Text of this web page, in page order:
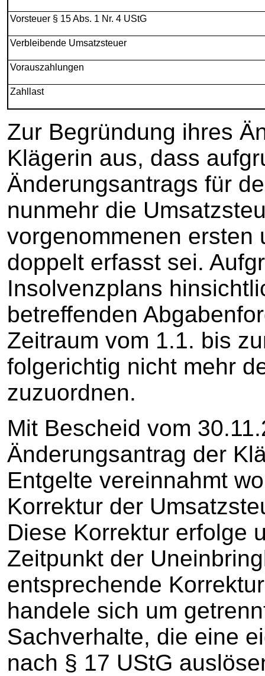
Vorsteuer § 15 Abs. 1 Nr. 4 UStG
Verbleibende Umsatzsteuer
Vorauszahlungen
Zahllast
Zur Begründung ihres
Klägerin aus, dass
Änderungsantrags für
nunmehr die
vorgenommenen ersten
doppelt erfasst sei.
Insolvenzplans
betreffenden
Zeitraum vom 1.1. bis
folgerichtig nicht mehr
zuzuordnen.
Mit Bescheid vom
Änderungsantrag der
Entgelte vereinnahmt
Korrektur der
Diese Korrektur erfolge
Zeitpunkt der
entsprechende
handele sich um
Sachverhalte, die eine
nach § 17 UStG